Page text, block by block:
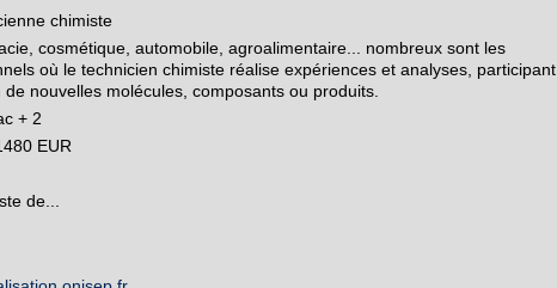
chimiste
cosmétique, automobile, agroalimentaire... nombreux sont les
où le technicien chimiste réalise expériences et analyses, participant
nouvelles molécules, composants ou produits.
+ 2
EUR
de...